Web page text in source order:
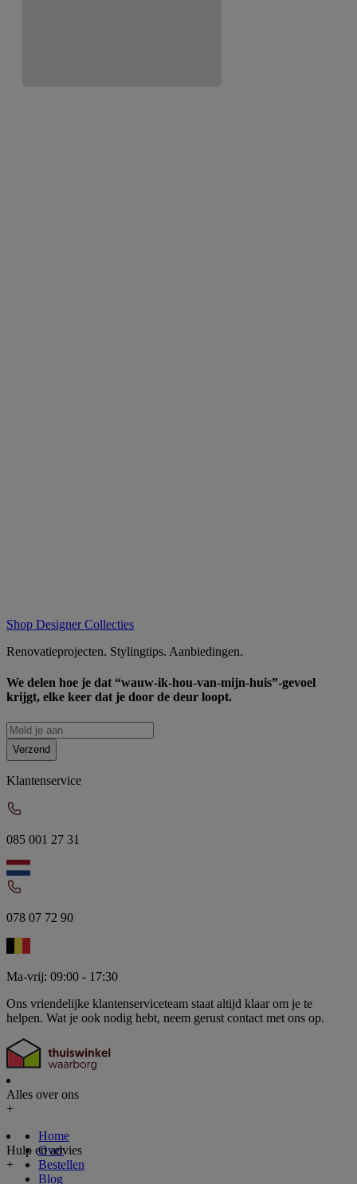
Shop Designer Collecties
Renovatieprojecten. Stylingtips. Aanbiedingen.
We delen hoe je dat “wauw-ik-hou-van-mijn-huis”-gevoel
krijgt, elke keer dat je door de deur loopt.
Verzend
Klantenservice
085 001 27 31
078 07 72 90
Ma-vrij: 09:00 - 17:30
Ons vriendelijke klantenserviceteam staat altijd klaar om je te
helpen. Wat je ook nodig hebt, neem gerust contact met ons op.
Alles over ons
+
Home
Over
Bestellen
Blog
Hulp en advies
+